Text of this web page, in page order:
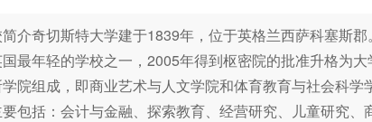
介奇切斯特大学建于1839年，位于英格兰西萨科塞斯
最年轻的学校之一，2005年得到枢密院的批准升格为
院组成，即商业艺术与人文学院和体育教育与社会科
包括：会计与金融、探索教育、经营研究、儿童研究